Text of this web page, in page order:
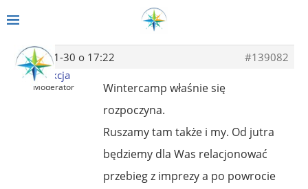
2014-01-30 o 17:22
#139082
Redakcja
Moderator
Wintercamp właśnie się
rozpoczyna.
Ruszamy tam także i my. Od jutra
będziemy dla Was relacjonować
przebieg z imprezy a po powrocie